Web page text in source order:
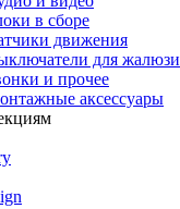
в сборе
движения
для жалюзи
и прочее
аксессуары